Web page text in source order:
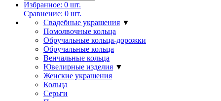
Избранное: 0 шт.
Сравнение: 0 шт.
Свадебные украшения ▼
Помолвочные кольца
Обручальные кольца-дорожки
Обручальные кольца
Венчальные кольца
Ювелирные изделия ▼
Женские украшения
Кольца
Серьги